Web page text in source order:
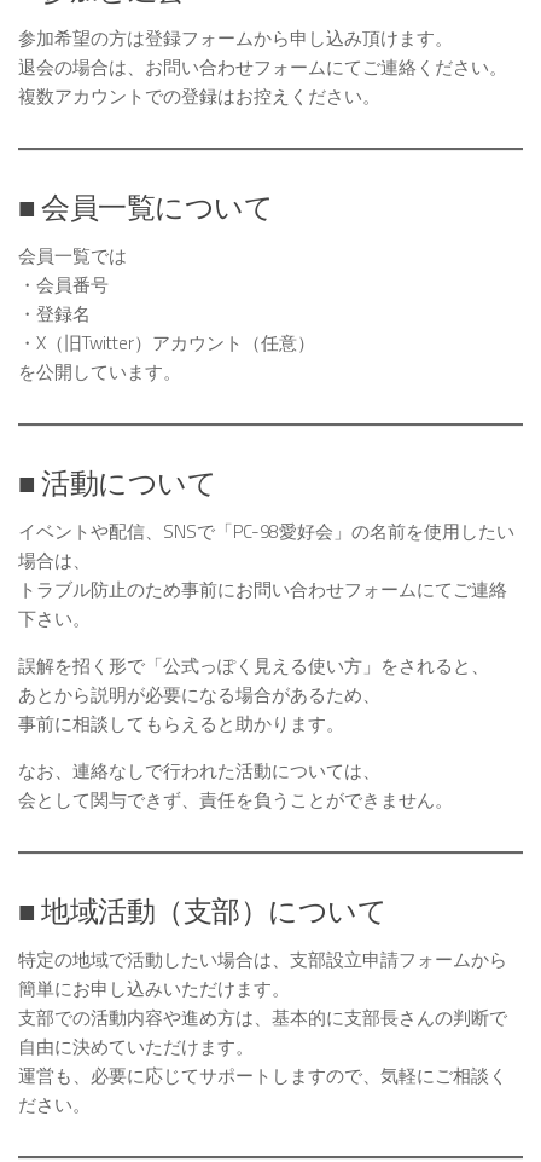
参加希望の方は登録フォームから申し込み頂けます。
退会の場合は、お問い合わせフォームにてご連絡ください。
複数アカウントでの登録はお控えください。
■ 会員一覧について
会員一覧では
・会員番号
・登録名
・X（旧Twitter）アカウント（任意）
を公開しています。
■ 活動について
イベントや配信、SNSで「PC-98愛好会」の名前を使用したい
場合は、
トラブル防止のため事前にお問い合わせフォームにてご連絡
下さい。
誤解を招く形で「公式っぽく見える使い方」をされると、
あとから説明が必要になる場合があるため、
事前に相談してもらえると助かります。
なお、連絡なしで行われた活動については、
会として関与できず、責任を負うことができません。
■ 地域活動（支部）について
特定の地域で活動したい場合は、支部設立申請フォームから
簡単にお申し込みいただけます。
支部での活動内容や進め方は、基本的に支部長さんの判断で
自由に決めていただけます。
運営も、必要に応じてサポートしますので、気軽にご相談く
ださい。